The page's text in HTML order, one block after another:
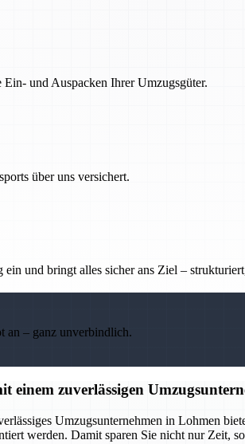
Ein- und Auspacken Ihrer Umzugsgüter.
über uns versichert.
und bringt alles sicher ans Ziel –
an – ganz unverbindlich.
einem zuverlässigen
Umzugsunternehmen in Lohmen
werden. Damit sparen Sie nicht nur